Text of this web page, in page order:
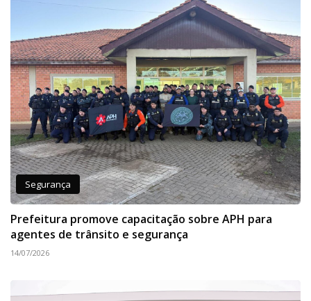
Segurança
Prefeitura promove capacitação sobre APH para
agentes de trânsito e segurança
14/07/2026